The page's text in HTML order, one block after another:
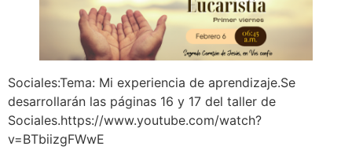
Sociales:Tema: Mi experiencia de aprendizaje.Se
desarrollarán las páginas 16 y 17 del taller de
Sociales.https://www.youtube.com/watch?
v=BTbiizgFWwE